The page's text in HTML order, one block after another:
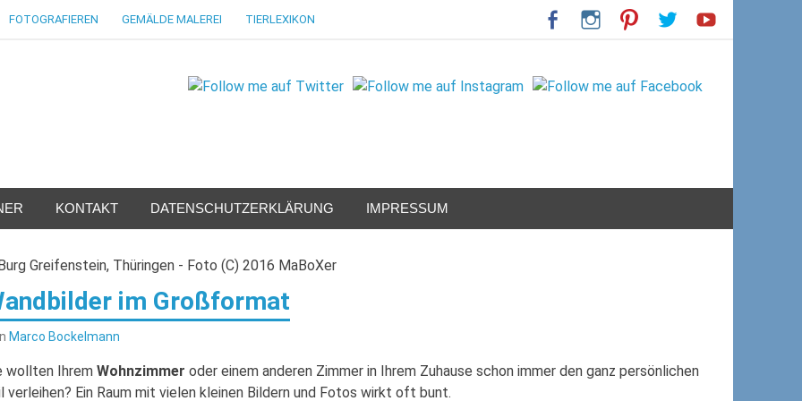
FOTOGRAFIEREN GEMÄLDE MALEREI TIERLEXIKON
KONTAKT DATENSCHUTZERKLÄRUNG IMPRESSUM
im Großformat
Marco Bockelmann
wollten IhremWohnzimmer oder einem anderen Zimmer in Ihrem Zuhause schon immer den ganz persönlichen
verleihen? Ein Raum mit vielen kleinen Bildern und Fotos wirkt oft bunt.